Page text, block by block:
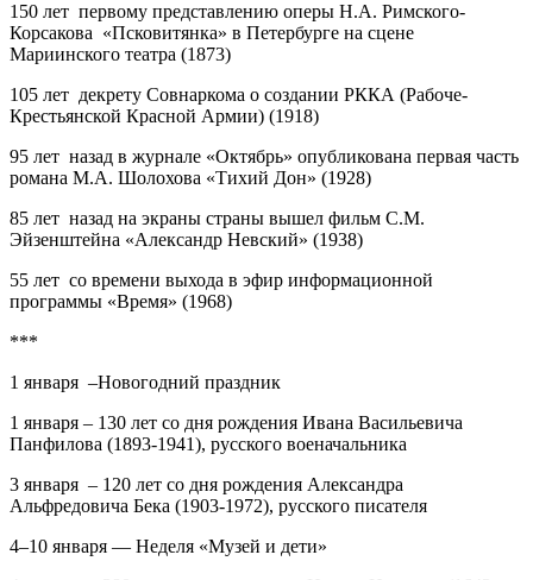
150 лет первому представлению оперы Н.А. Римского-
Корсакова «Псковитянка» в Петербурге на сцене
Мариинского театра (1873)
105 лет декрету Совнаркома о создании РККА (Рабоче-
Крестьянской Красной Армии) (1918)
95 лет назад в журнале «Октябрь» опубликована первая часть
романа М.А. Шолохова «Тихий Дон» (1928)
85 лет назад на экраны страны вышел фильм С.М.
Эйзенштейна «Александр Невский» (1938)
55 лет со времени выхода в эфир информационной
программы «Время» (1968)
***
1 января –Новогодний праздник
1 января – 130 лет со дня рождения Ивана Васильевича
Панфилова (1893-1941), русского военачальника
3 января – 120 лет со дня рождения Александра
Альфредовича Бека (1903-1972), русского писателя
4–10 января — Неделя «Музей и дети»